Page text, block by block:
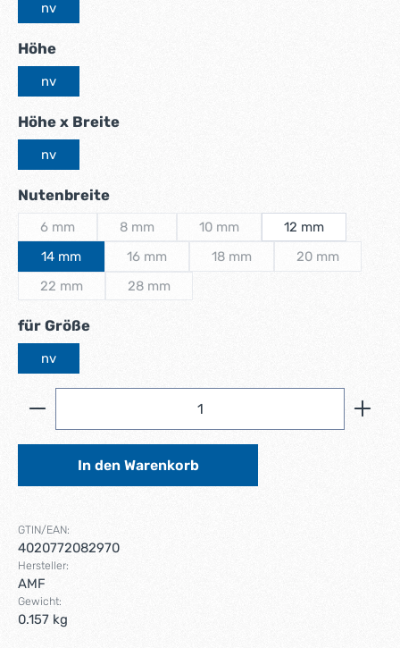
nv
Höheauswählen
nv
Höhe x Breiteauswählen
nv
Nutenbreiteauswählen
6 mm 8 mm 10 mm
12 mm
14 mm
16 mm 18 mm 20 mm
22 mm 28 mm
für Größeauswählen
nv
Produkt Anzahl: Gib den gewünschten Wert ein
In den Warenkorb
GTIN/EAN:
4020772082970
Hersteller:
AMF
Gewicht:
0.157 kg